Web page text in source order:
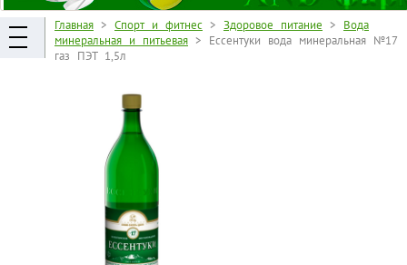
Главная > Спорт и фитнес > Здоровое питание > Вода
минеральная и питьевая > Ессентуки вода минеральная №17
газ ПЭТ 1,5л